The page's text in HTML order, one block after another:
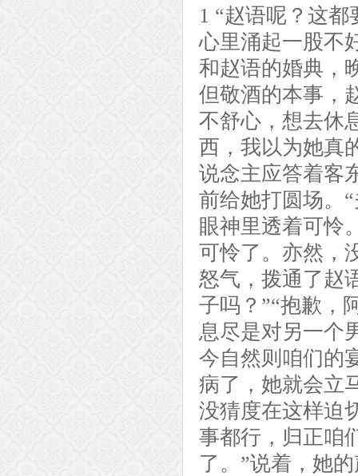
1 “赵语呢？这
心里涌起一股不
和赵语的婚典，
但敬酒的本事，
不舒心，想去休
西，我以为她真
说念主应答着客
前给她打圆场。
眼神里透着可怜
可怜了。亦然，
怒气，拨通了赵
子吗？”“抱歉，
息尽是对另一个
今自然则咱们的
病了，她就会立
没猜度在这样迫
事都行，归正咱
了。”说着，她